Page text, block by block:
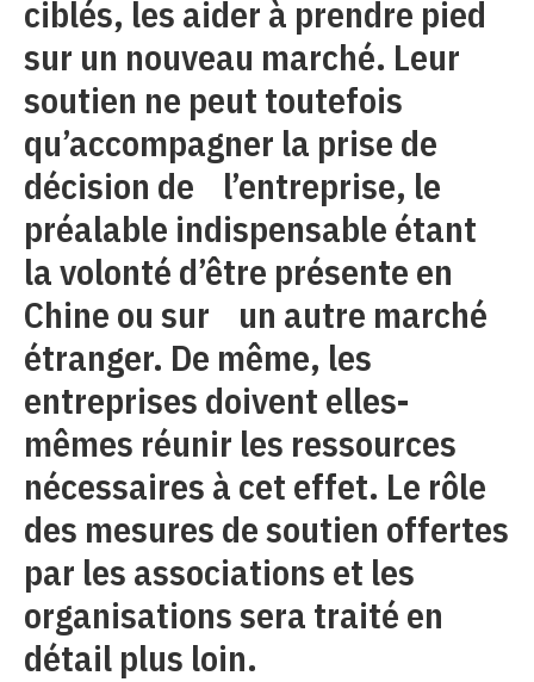
ciblés, les aider à prendre pied
sur un nouveau marché. Leur
soutien ne peut toutefois
qu’accompagner la prise de
décision de l’entreprise, le
préalable indispensable étant
la volonté d’être présente en
Chine ou sur un autre marché
étranger. De même, les
entreprises doivent elles-
mêmes réunir les ressources
nécessaires à cet effet. Le rôle
des mesures de soutien offertes
par les associations et les
organisations sera traité en
détail plus loin.